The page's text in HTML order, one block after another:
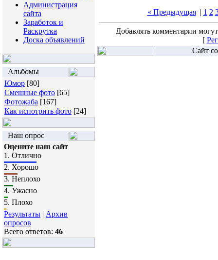
Администрация
сайта
Заработок и
Раскрутка
Доска объявлений
Альбомы
Юмор [80]
Смешные фото [65]
Фотожаба [167]
Как испотрить фото [24]
Наш опрос
Оцените наш сайт
1. Отлично
2. Хорошо
3. Неплохо
4. Ужасно
5. Плохо
Результаты | Архив
опросов
Всего ответов: 46
« Предыдущая| 1 2
Добавлять комментарии
[
Сайт